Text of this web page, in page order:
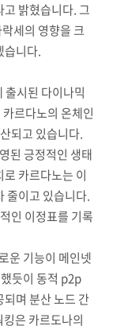
밝혔습니다. 그
세의 영향을 크
습니다.
출시된 다이나믹
르다노의 온체인
되고 있습니다.
된 긍정적인 생태
카르다노는 이
줄이고 있습니다.
인 이정표를 기록
운 기능이 메인넷
듯이 동적 p2p
며 분산 노드 간
은 카르도나의